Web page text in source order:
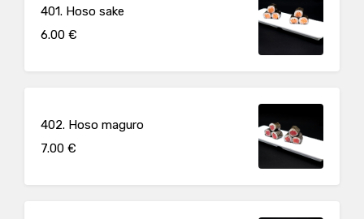
401. Hoso sake
6.00 €
402. Hoso maguro
7.00 €